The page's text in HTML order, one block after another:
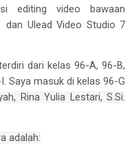
editing video bawaan
Ulead Video Studio 7
dari kelas 96-A, 96-B,
Saya masuk di kelas 96-G
Rina Yulia Lestari, S.Si.
adalah: